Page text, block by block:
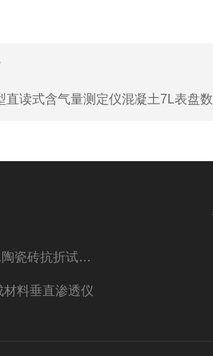
直读式含气量测定仪混凝土7L表盘
JLD-881陶瓷砖抗折试验机仪器
材料垂直渗透仪